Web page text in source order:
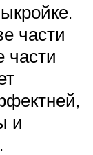
части
части
и